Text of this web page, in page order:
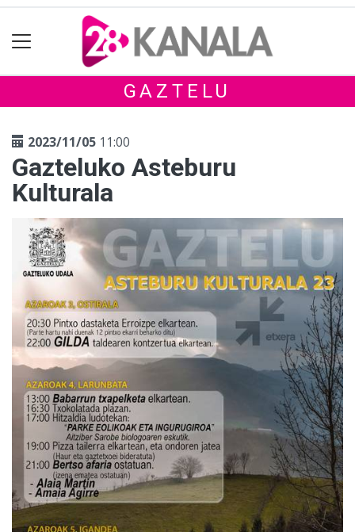
GAZTELU
2023/11/05 11:00
Gazteluko Asteburu
Kulturala